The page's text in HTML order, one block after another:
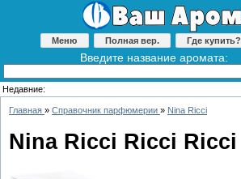
Меню Полная вер. Где купить?
Введите название аромата:
Недавние:
Главная » Справочник парфюмерии » Nina Ricci
Nina Ricci Ricci Ricci